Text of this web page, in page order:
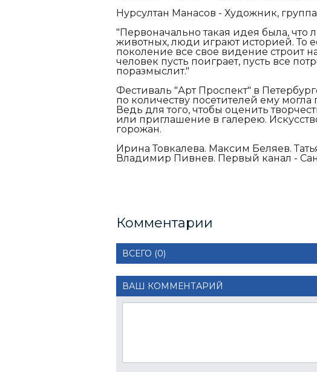
Нурсултан Манасов - Художник,
"Первоначально такая идея была,
животных, люди играют историей. То
поколение все свое видение строит
человек пусть поиграет, пусть все
поразмыслит."
Фестиваль "Арт Проспект" в
по количеству посетителей ему
Ведь для того, чтобы оценить
или приглашение в галерею.
горожан.
Ирина Товкалева. Максим Беляев.
Владимир Пивнев. Первый канал -
Комментарии
ВСЕГО (0)
ВАШ КОММЕНТАРИЙ